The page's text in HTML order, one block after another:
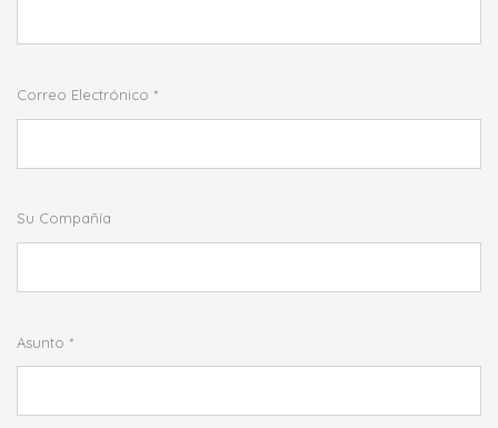
Correo Electrónico
Su Compañía
Asunto